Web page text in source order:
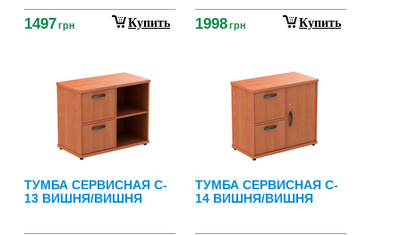
1497грн Купить 1998грн Купить
ТУМБА СЕРВИСНАЯ C-
13 ВИШНЯ/ВИШНЯ
ТУМБА СЕРВИСНАЯ C-
14 ВИШНЯ/ВИШНЯ